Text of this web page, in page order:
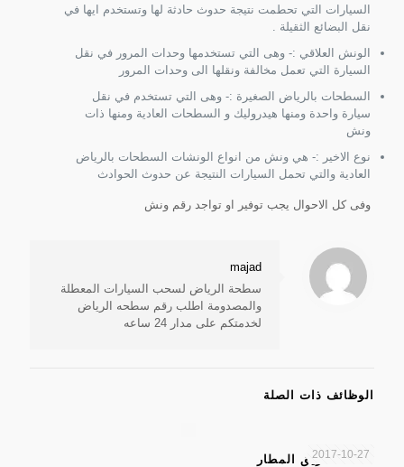
السيارات التي تحطمت نتيجة حدوث حادثة لها وتستخدم ايها في
نقل البضائع الثقيلة .
الونش العلاقي :- وهى التي تستخدمها وحدات المرور في نقل
السيارة التي تعمل مخالفة ونقلها الى وحدات المرور
السطحات بالرياض الصغيرة :- وهى التي تستخدم في نقل
سيارة واحدة ومنها هيدروليك و السطحات العادية ومنها ذات
ونش
نوع الاخير :- هي ونش من انواع الونشات السطحات بالرياض
العادية والتي تحمل السيارات النتيجة عن حدوث الحوادث
وفى كل الاحوال يجب توفير او تواجد رقم ونش
majad
سطحة الرياض لسحب السيارات المعطلة
والمصدومة اطلب رقم سطحه الرياض
لخدمتكم على مدار 24 ساعه
الوظائف ذات الصلة
2017-10-27
سطحه طريق المطار